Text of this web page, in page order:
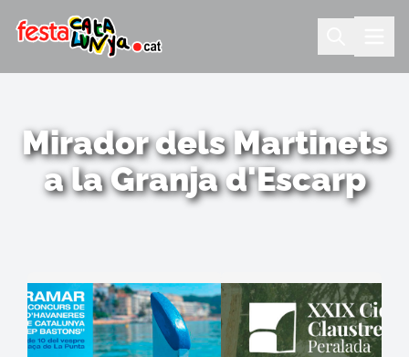
Mirador dels Martinets
a la Granja d'Escarp